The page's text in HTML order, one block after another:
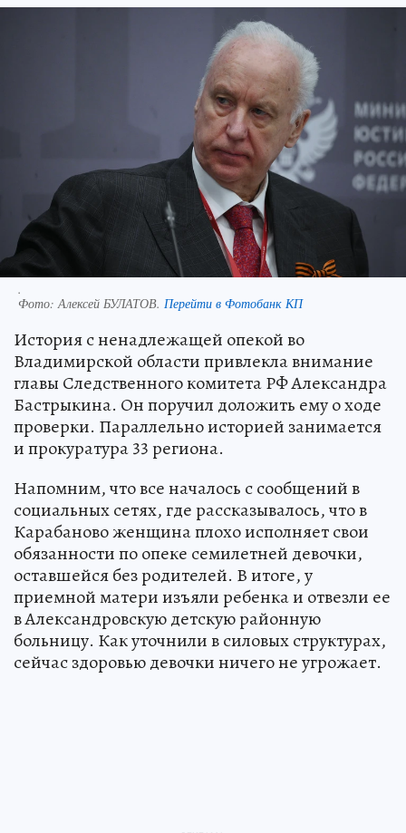
.
Фото:Алексей БУЛАТОВ. Перейти в Фотобанк КП
История с ненадлежащей опекой во
Владимирской области привлекла внимание
главы Следственного комитета РФ Александра
Бастрыкина. Он поручил доложить ему о ходе
проверки. Параллельно историей занимается
и прокуратура 33 региона.
Напомним, что все началось с сообщений в
социальных сетях, где рассказывалось, что в
Карабаново женщина плохо исполняет свои
обязанности по опеке семилетней девочки,
оставшейся без родителей. В итоге, у
приемной матери изъяли ребенка и отвезли ее
в Александровскую детскую районную
больницу. Как уточнили в силовых структурах,
сейчас здоровью девочки ничего не угрожает.